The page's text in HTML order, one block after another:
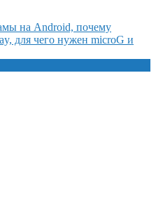
на Android, почему
для чего нужен microG и